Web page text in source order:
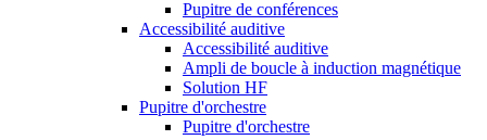
Pupitre de conférences
Accessibilité auditive
Accessibilité auditive
Ampli de boucle à induction magnétique
Solution HF
Pupitre d'orchestre
Pupitre d'orchestre